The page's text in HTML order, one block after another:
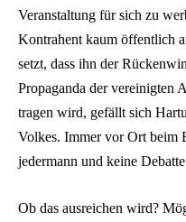
Veranstaltung für sich zu
Kontrahent kaum öffentlich
setzt, dass ihn der
Propaganda der vereinigten
tragen wird, gefällt sich
Volkes. Immer vor Ort beim
jedermann und keine
Ob das ausreichen wird?